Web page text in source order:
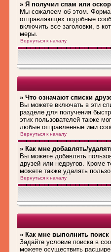
» Я получил спам или
Мы сожалеем об этом. Форма
отправляющих подобные
включить все заголовки, в
меры.
Вернуться к началу
» Что означают списки
Вы можете включать в эти
разделе для получения
этих пользователей также
любые отправленные ими
Вернуться к началу
» Как мне добавлять/
Вы можете добавлять
друзей или недругов. Кроме
можете также удалять
Вернуться к началу
» Как мне выполнить
Задайте условие поиска в
можете осуществить